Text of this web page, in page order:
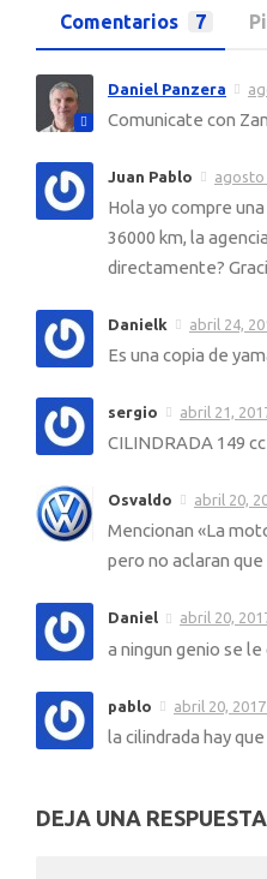
Comentarios 7
Daniel Panzera
Comunicate con
Juan Pablo agosto
Hola yo compre
36000 km, la
directamente?
Danielk abril 24,
Es una copia de
sergio abril 21,
CILINDRADA 149
Osvaldo abril 20,
Mencionan «La
pero no aclaran
Daniel abril 20,
a ningun genio se
pablo abril 20,
la cilindrada hay
DEJA UNA RESPUESTA